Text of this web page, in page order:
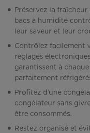
Préservez la
bacs à humidité
leur saveur et leur
Contrôlez facilement
réglages
garantissent à
parfaitement
Profitez d'une
congélateur sans
être consommés.
Restez organisé et